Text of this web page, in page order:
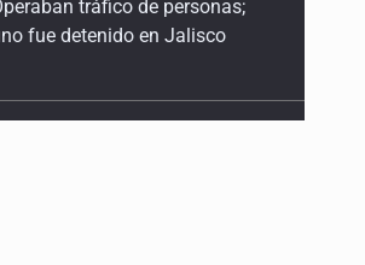
Catean casa por esquema de